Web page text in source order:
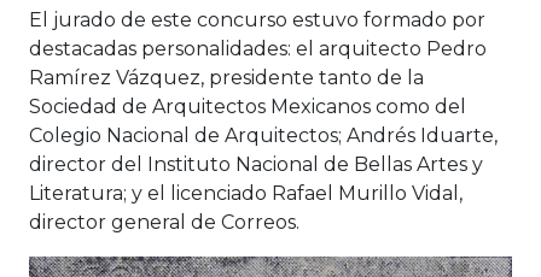
El jurado de este concurso estuvo formado por
destacadas personalidades: el arquitecto Pedro
Ramírez Vázquez, presidente tanto de la
Sociedad de Arquitectos Mexicanos como del
Colegio Nacional de Arquitectos; Andrés Iduarte,
director del Instituto Nacional de Bellas Artes y
Literatura; y el licenciado Rafael Murillo Vidal,
director general de Correos.